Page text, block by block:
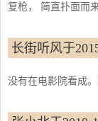
复枪， 简直扑面而
长街听风于
没有在电影院看成